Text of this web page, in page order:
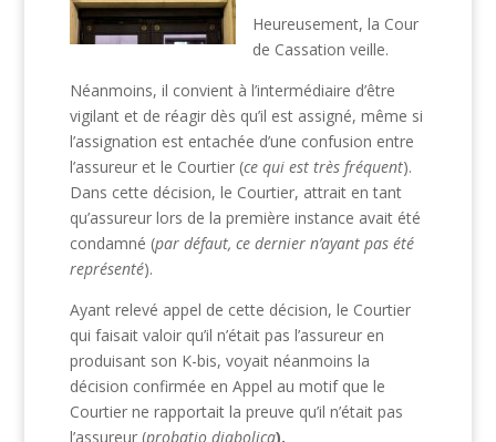
Heureusement, la Cour
de Cassation veille.
Néanmoins, il convient à l’intermédiaire d’être
vigilant et de réagir dès qu’il est assigné, même si
l’assignation est entachée d’une confusion entre
l’assureur et le Courtier (ce qui est très fréquent).
Dans cette décision, le Courtier, attrait en tant
qu’assureur lors de la première instance avait été
condamné (par défaut, ce dernier n’ayant pas été
représenté).
Ayant relevé appel de cette décision, le Courtier
qui faisait valoir qu’il n’était pas l’assureur en
produisant son K-bis, voyait néanmoins la
décision confirmée en Appel au motif que le
Courtier ne rapportait la preuve qu’il n’était pas
l’assureur (probatio diabolica).